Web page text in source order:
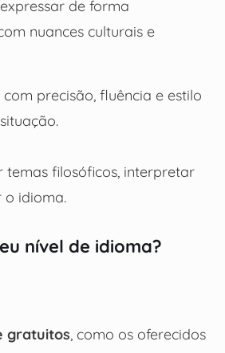
de forma
nuances culturais e
precisão, fluência e estilo
temas filosóficos, interpretar
o idioma.
nível de idioma?
gratuitos , como os oferecidos